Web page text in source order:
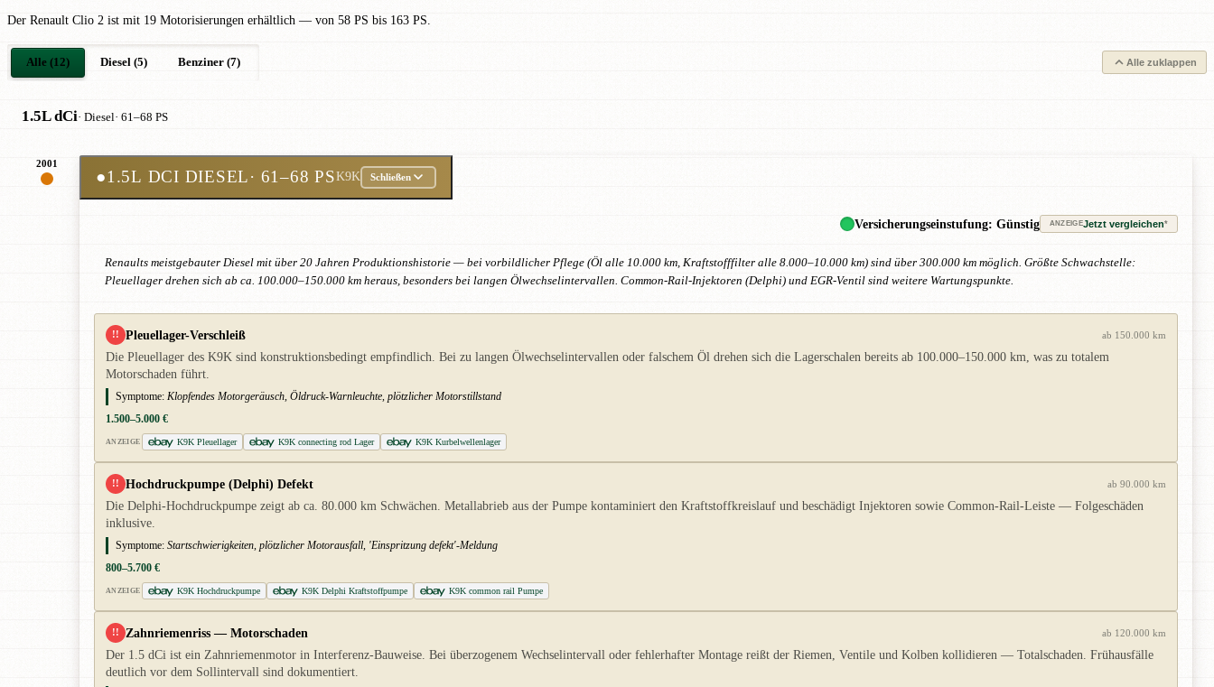
Der Renault Clio 2 ist mit 19 Motorisierungen erhältlich — von 58 PS bis 163 PS.
Alle (12) Diesel (5) Benziner (7) Alle zuklappen
1.5L dCi· Diesel· 61–68 PS
2001
●1.5L DCI DIESEL· 61–68 PSK9K Schließen
Versicherungseinstufung: Günstig ANZEIGEJetzt vergleichen*
Renaults meistgebauter Diesel mit über 20 Jahren Produktionshistorie — bei vorbildlicher Pflege (Öl alle 10.000 km, Kraftstofffilter alle 8.000–10.000 km) sind über 300.000 km möglich. Größte Schwachstelle:
Pleuellager drehen sich ab ca. 100.000–150.000 km heraus, besonders bei langen Ölwechselintervallen. Common-Rail-Injektoren (Delphi) und EGR-Ventil sind weitere Wartungspunkte.
!! Pleuellager-Verschleiß ab 150.000 km
Die Pleuellager des K9K sind konstruktionsbedingt empfindlich. Bei zu langen Ölwechselintervallen oder falschem Öl drehen sich die Lagerschalen bereits ab 100.000–150.000 km, was zu totalem
Motorschaden führt.
Symptome: Klopfendes Motorgeräusch, Öldruck-Warnleuchte, plötzlicher Motorstillstand
1.500–5.000 €
ANZEIGE K9K Pleuellager K9K connecting rod Lager K9K Kurbelwellenlager
!! Hochdruckpumpe (Delphi) Defekt ab 90.000 km
Die Delphi-Hochdruckpumpe zeigt ab ca. 80.000 km Schwächen. Metallabrieb aus der Pumpe kontaminiert den Kraftstoffkreislauf und beschädigt Injektoren sowie Common-Rail-Leiste — Folgeschäden
inklusive.
Symptome: Startschwierigkeiten, plötzlicher Motorausfall, 'Einspritzung defekt'-Meldung
800–5.700 €
ANZEIGE K9K Hochdruckpumpe K9K Delphi Kraftstoffpumpe K9K common rail Pumpe
!! Zahnriemenriss — Motorschaden ab 120.000 km
Der 1.5 dCi ist ein Zahnriemenmotor in Interferenz-Bauweise. Bei überzogenem Wechselintervall oder fehlerhafter Montage reißt der Riemen, Ventile und Kolben kollidieren — Totalschaden. Frühausfälle
deutlich vor dem Sollintervall sind dokumentiert.